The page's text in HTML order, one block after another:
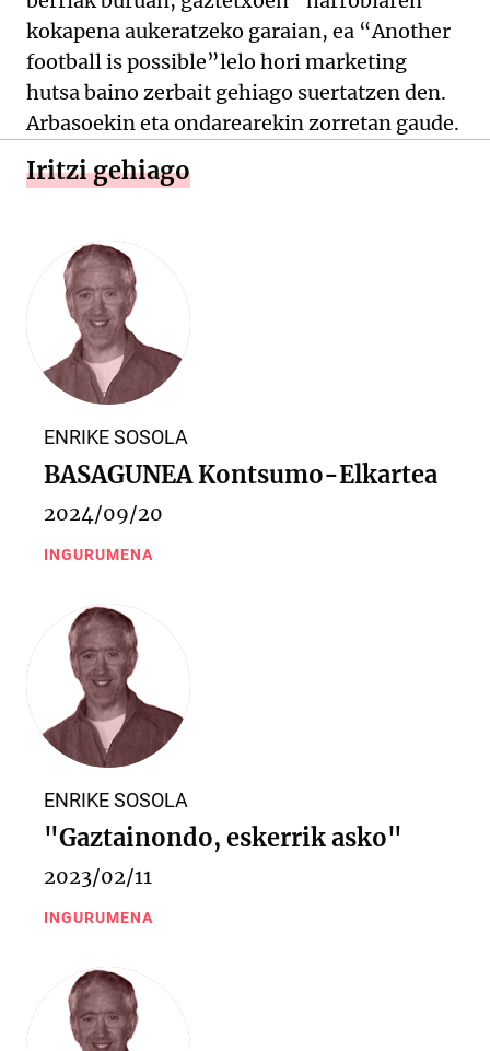
kokapena aukeratzeko garaian, ea “Another
football is possible”lelo hori marketing
hutsa baino zerbait gehiago suertatzen den.
Arbasoekin eta ondarearekin zorretan gaude.
Iritzi gehiago
ENRIKE SOSOLA
BASAGUNEA Kontsumo-Elkartea
2024/09/20
INGURUMENA
ENRIKE SOSOLA
"Gaztainondo, eskerrik asko"
2023/02/11
INGURUMENA